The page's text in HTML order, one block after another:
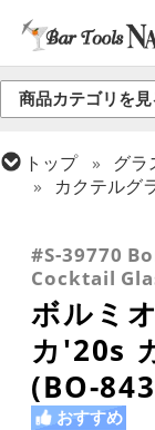
商品カテゴリを見
トップ グラ
カクテルグ
カクテルグ
#S-39770
Cocktail
ボルミ
カ'20s
(BO-
おすすめ